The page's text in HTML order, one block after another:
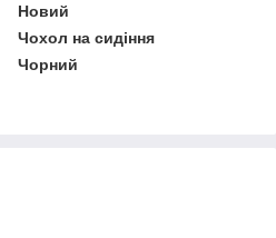
Новий
Чохол на сидіння
Чорний